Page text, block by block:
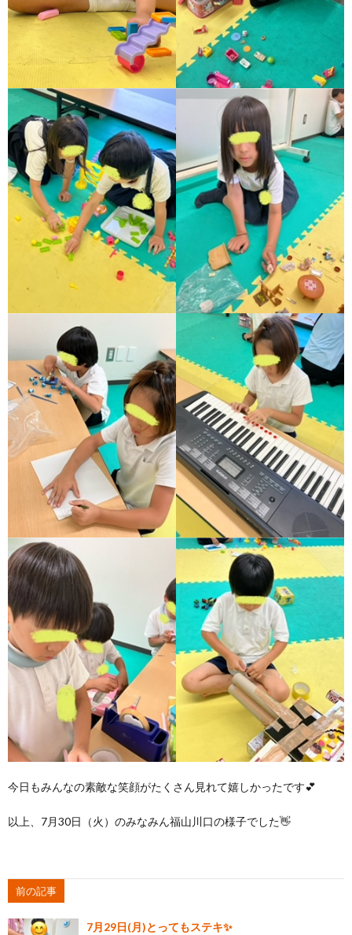
今日もみんなの素敵な笑顔がたくさん見れて嬉しかったです💕
以上、7月30日（火）のみなみん福山川口の様子でした👋
前の記事
7月29日(月)とってもステキ✨